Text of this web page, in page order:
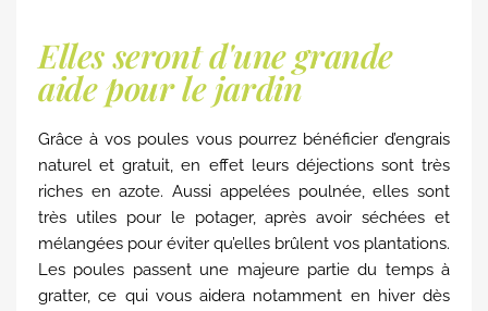
Elles seront d'une grande
aide pour le jardin
Grâce à vos poules vous pourrez bénéficier d’engrais
naturel et gratuit, en effet leurs déjections sont très
riches en azote. Aussi appelées poulnée, elles sont
très utiles pour le potager, après avoir séchées et
mélangées pour éviter qu’elles brûlent vos plantations.
Les poules passent une majeure partie du temps à
gratter, ce qui vous aidera notamment en hiver dès